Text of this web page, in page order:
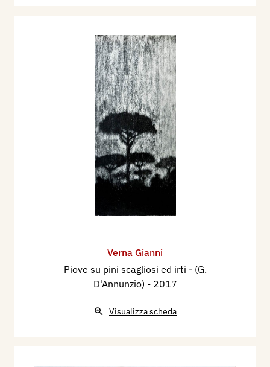
Verna Gianni
Piove su pini scagliosi ed irti - (G.
D'Annunzio) - 2017
Visualizza scheda